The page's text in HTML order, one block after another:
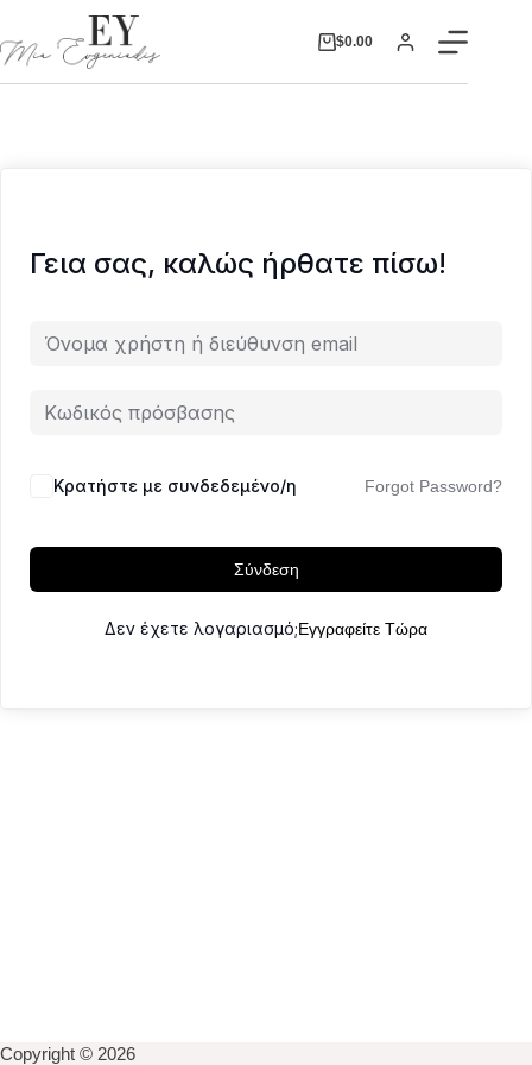
$0.00
Γεια σας, καλώς ήρθατε πίσω!
Κρατήστε με συνδεδεμένο/η Forgot Password?
Σύνδεση
Δεν έχετε λογαριασμό;Εγγραφείτε Τώρα
Copyright © 2026